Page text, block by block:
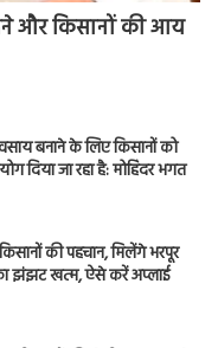
और किसानों की आय
बनाने के लिए किसानों को
दिया जा रहा है: मोहिंदर भगत
की पहचान, मिलेंगे भरपूर
का झंझट खत्म, ऐसे करें अप्लाई